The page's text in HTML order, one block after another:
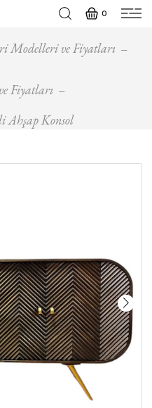
0
Modelleri ve Fiyatları
Fiyatları
Ahşap Konsol